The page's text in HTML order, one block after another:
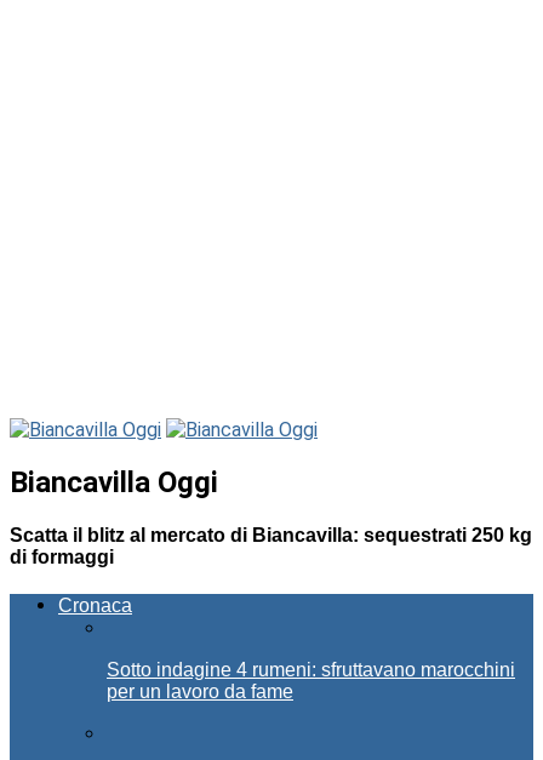
Biancavilla Oggi
Scatta il blitz al mercato di Biancavilla: sequestrati 250 kg
di formaggi
Cronaca
Sotto indagine 4 rumeni: sfruttavano marocchini
per un lavoro da fame